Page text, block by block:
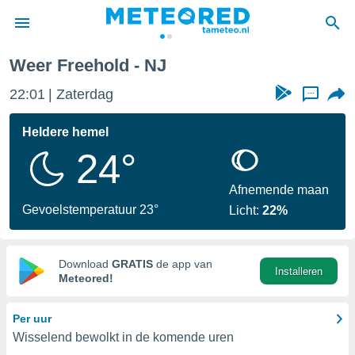
door
verstrekte
hoge
hebt de
voor
op basis
Weer Freehold - NJ
22:01 Zaterdag ...
Heldere hemel
24°
Gevoelstemperatuur 23°
Afnemende maan
Licht:22%
Download GRATIS de app van
Meteored!
Installeren
Per uur
Wisselend bewolkt in de komende uren